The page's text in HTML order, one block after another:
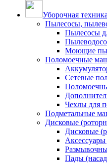
Уборочная техника
Пылесосы,
Пылесосы
Моющие
Поломоечные
Сетевые
Чехлы для
Подметальные
Дисковые
Дисковые
Пады